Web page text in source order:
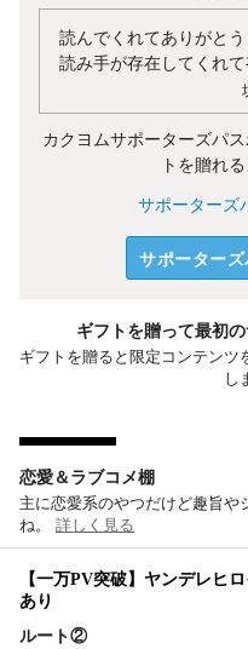
読んでくれてありがとう
読み手が存在してくれて
カクヨムサポーターズパ
トを贈れ
サポーターズ
サポーター
ギフトを贈って最初
ギフトを贈ると限定コンテン
し
恋愛＆ラブコメ棚
主に恋愛系のやつだけど趣旨
ね。
詳しく見る
【一万PV突破】ヤンデレヒ
あり
ルート②